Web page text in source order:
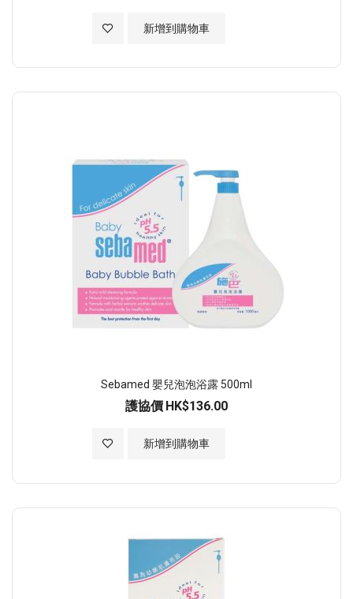
新增到購物車
加入至願望清單
Sebamed 嬰兒泡泡浴露 500ml
護協價 HK$136.00
新增到購物車
加入至願望清單